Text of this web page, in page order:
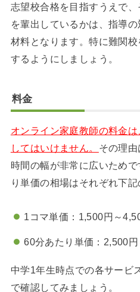
志望校合格を目指すうえで
を輩出しているかは、指導
材料となります。特に難関
するようにしましょう。
料金
オンライン家庭教師の料金
してはいけません。 その理
時間の幅が非常に広いため
り単価の相場はそれぞれ下記
1コマ単価：1,500円～
60分あたり単価：2,500
中学1年生時点での各サービ
で確認してみましょう。